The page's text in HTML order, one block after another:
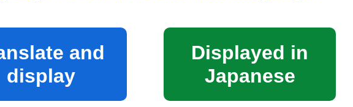
and
display
Displayed in
Japanese